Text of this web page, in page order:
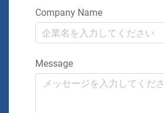
Company Name
Message